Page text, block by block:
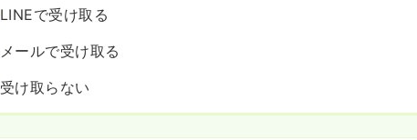
LINEで受け取る
メールで受け取る
受け取らない